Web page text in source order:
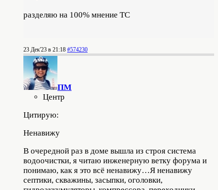
разделяю на 100% мнение ТС
23 Дек'23 в 21:18 #574230
ПМ
Центр
Цитирую:
Ненавижу
В очередной раз в доме вышла из строя система
водоочистки, я читаю инженерную ветку форума и
понимаю, как я это всё ненавижу…Я ненавижу
септики, скважины, засыпки, оголовки,